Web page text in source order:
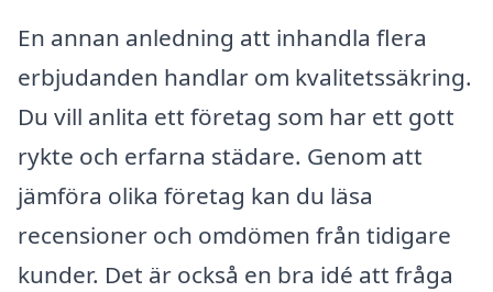
En annan anledning att inhandla flera
erbjudanden handlar om kvalitetssäkring.
Du vill anlita ett företag som har ett gott
rykte och erfarna städare. Genom att
jämföra olika företag kan du läsa
recensioner och omdömen från tidigare
kunder. Det är också en bra idé att fråga